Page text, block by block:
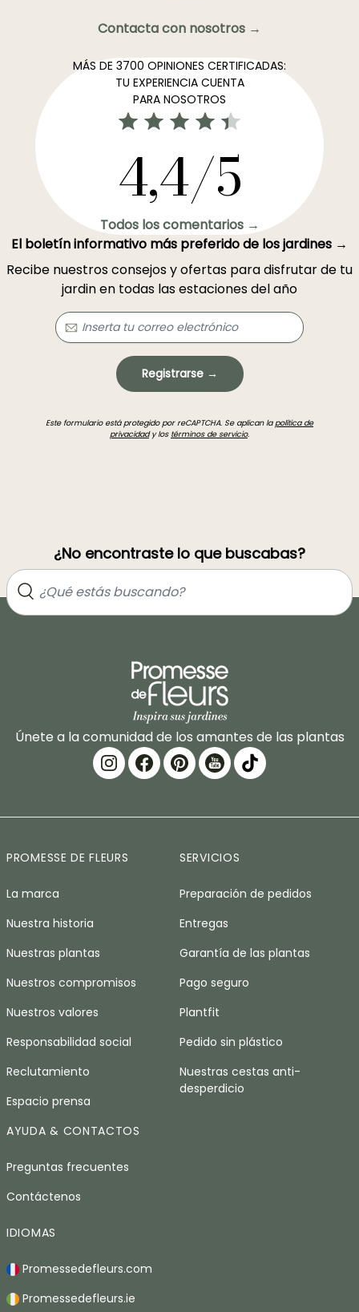
Contacta con nosotros →
MÁS DE 3700 OPINIONES CERTIFICADAS:
TU EXPERIENCIA CUENTA
PARA NOSOTROS
4,4/5
Todos los comentarios →
El boletín informativo más preferido de los jardines →
Recibe nuestros consejos y ofertas para disfrutar de tu
jardin en todas las estaciones del año
Registrarse →
Este formulario está protegido por reCAPTCHA. Se aplican lapolítica de
privacidady los términos de servicio.
¿No encontraste lo que buscabas?
Únete a la comunidad de los amantes de las plantas
PROMESSE DE FLEURS
La marca
Nuestra historia
Nuestras plantas
Nuestros compromisos
Nuestros valores
Responsabilidad social
Reclutamiento
Espacio prensa
SERVICIOS
Preparación de pedidos
Entregas
Garantía de las plantas
Pago seguro
Plantfit
Pedido sin plástico
Nuestras cestas anti-
desperdicio
AYUDA & CONTACTOS
Preguntas frecuentes
Contáctenos
IDIOMAS
Promessedefleurs.com
Promessedefleurs.ie